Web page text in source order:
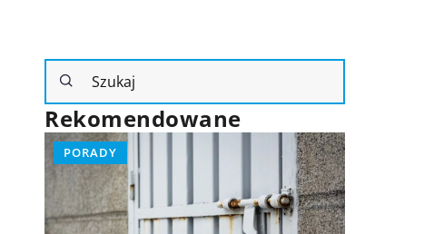
Rekomendowane
PORADY